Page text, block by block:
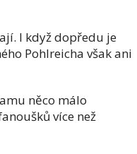
I když dopředu je
Pohlreicha však ani
něco málo
více než